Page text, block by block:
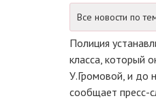
Все новости по
Полиция
класса, который
У.Громовой, и до
сообщает пресс-